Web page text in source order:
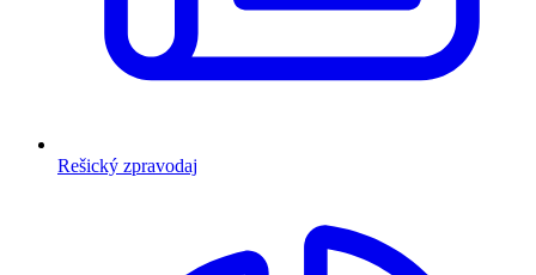
Rešický zpravodaj